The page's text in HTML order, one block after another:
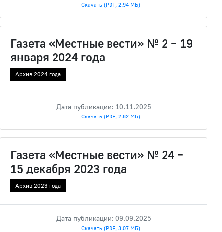
Скачать (PDF, 2.94 МБ)
Газета «Местные вести» № 2 – 19
января 2024 года
Архив 2024 года
Дата публикации: 10.11.2025
Скачать (PDF, 2.82 МБ)
Газета «Местные вести» № 24 –
15 декабря 2023 года
Архив 2023 года
Дата публикации: 09.09.2025
Скачать (PDF, 3.07 МБ)